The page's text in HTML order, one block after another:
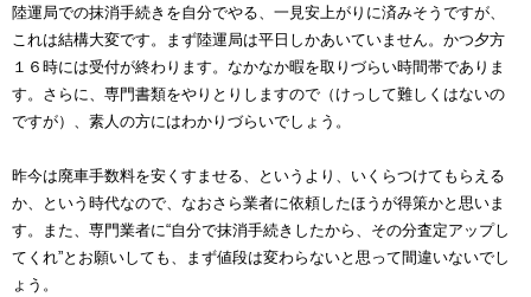
陸運局での抹消手続きを自分でやる、一見安上がりに済みそうですが、
これは結構大変です。まず陸運局は平日しかあいていません。かつ夕方
１６時には受付が終わります。なかなか暇を取りづらい時間帯でありま
す。さらに、専門書類をやりとりしますので（けっして難しくはないの
ですが）、素人の方にはわかりづらいでしょう。
昨今は廃車手数料を安くすませる、というより、いくらつけてもらえる
か、という時代なので、なおさら業者に依頼したほうが得策かと思いま
す。また、専門業者に“自分で抹消手続きしたから、その分査定アップし
てくれ”とお願いしても、まず値段は変わらないと思って間違いないでし
ょう。